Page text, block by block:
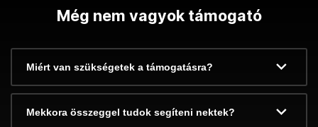
Még nem vagyok támogató
Miért van szükségetek a támogatásra?
Mekkora összeggel tudok segíteni nektek?